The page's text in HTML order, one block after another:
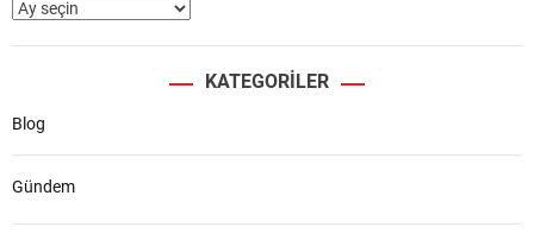
KATEGORILER
Blog
Gündem